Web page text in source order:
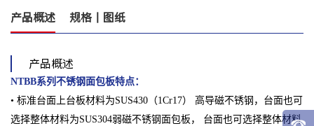
产品概述 规格丨图纸
产品概述
NTBB系列不锈钢面包板特点：
• 标准台面上台板材料为SUS430（1Cr17） 高导磁不锈钢，台面也可
选择整体材料为SUS304弱磁不锈钢面包板， 台面也可选择整体材料